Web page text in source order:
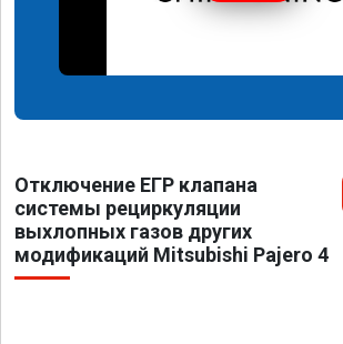
Отключение ЕГР клапана
системы рециркуляции
выхлопных газов других
модификаций Mitsubishi Pajero 4